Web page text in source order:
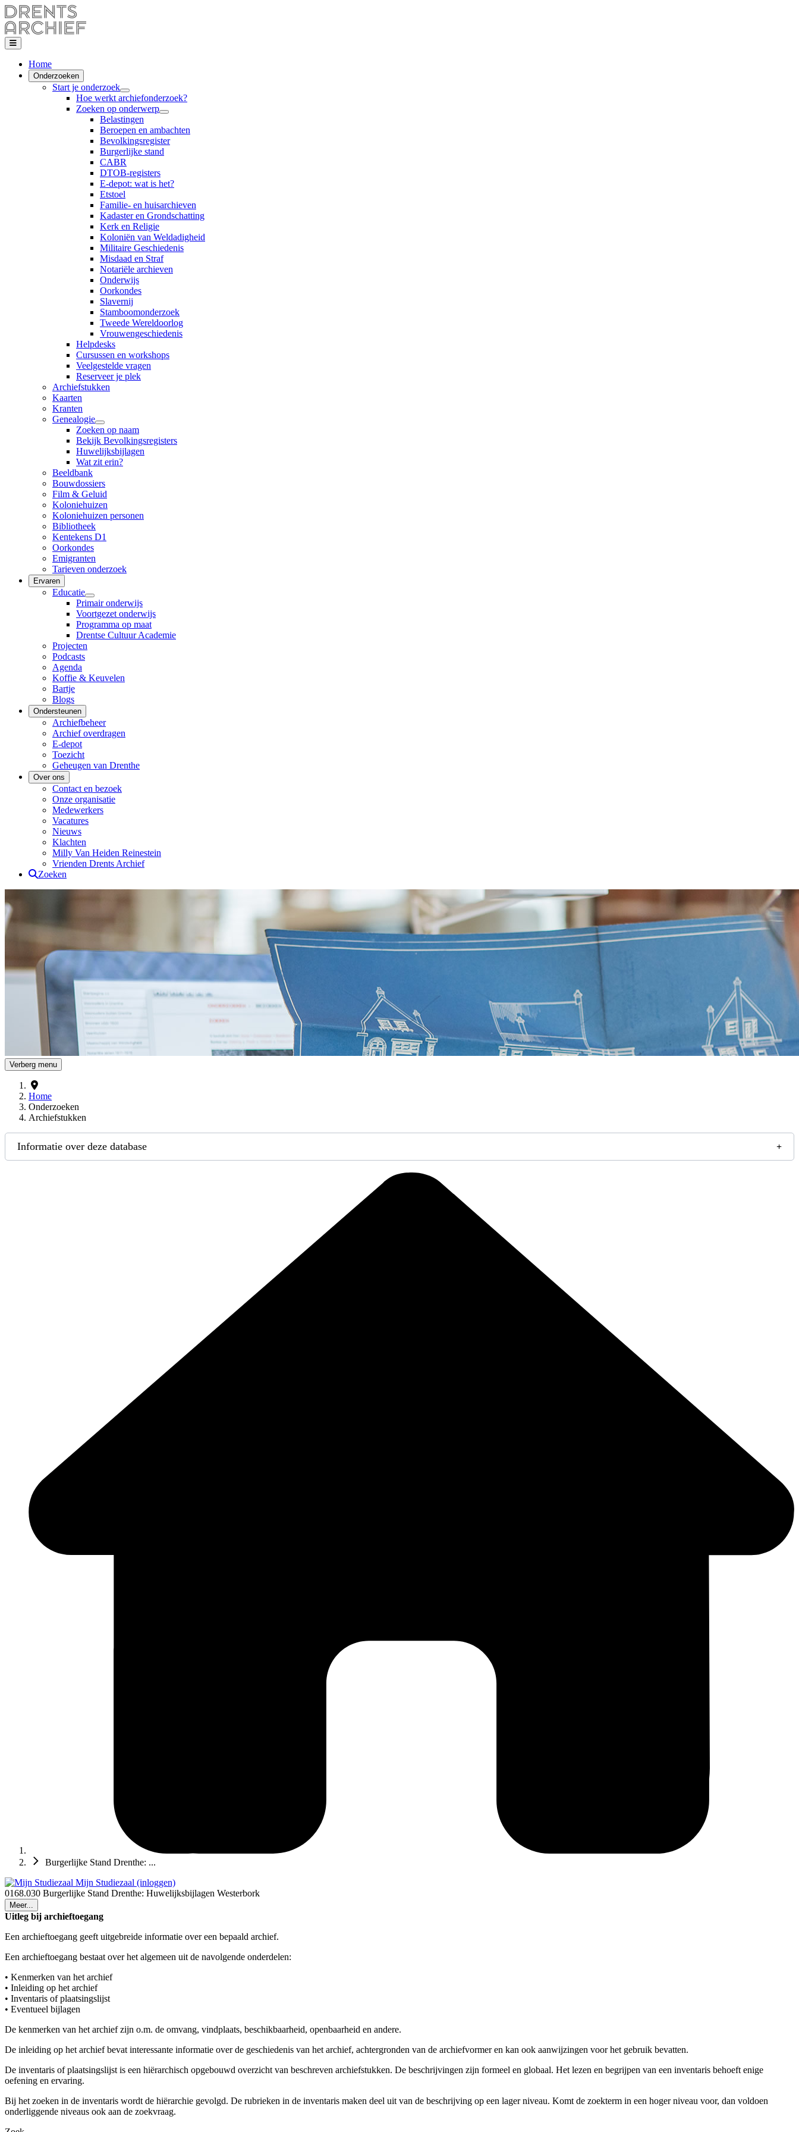
Home
Onderzoeken
Start je onderzoek
Hoe werkt archiefonderzoek?
Zoeken op onderwerp
Belastingen
Beroepen en ambachten
Bevolkingsregister
Burgerlijke stand
CABR
DTOB-registers
E-depot: wat is het?
Etstoel
Familie- en huisarchieven
Kadaster en Grondschatting
Kerk en Religie
Koloniën van Weldadigheid
Militaire Geschiedenis
Misdaad en Straf
Notariële archieven
Onderwijs
Oorkondes
Slavernij
Stamboomonderzoek
Tweede Wereldoorlog
Vrouwengeschiedenis
Helpdesks
Cursussen en workshops
Veelgestelde vragen
Reserveer je plek
Archiefstukken
Kaarten
Kranten
Genealogie
Zoeken op naam
Bekijk Bevolkingsregisters
Huwelijksbijlagen
Wat zit erin?
Beeldbank
Bouwdossiers
Film & Geluid
Koloniehuizen
Koloniehuizen personen
Bibliotheek
Kentekens D1
Oorkondes
Emigranten
Tarieven onderzoek
Ervaren
Educatie
Primair onderwijs
Voortgezet onderwijs
Programma op maat
Drentse Cultuur Academie
Projecten
Podcasts
Agenda
Koffie & Keuvelen
Bartje
Blogs
Ondersteunen
Archiefbeheer
Archief overdragen
E-depot
Toezicht
Geheugen van Drenthe
Over ons
Contact en bezoek
Onze organisatie
Medewerkers
Vacatures
Nieuws
Klachten
Milly Van Heiden Reinestein
Vrienden Drents Archief
Zoeken
Drents Archief
Verberg menu
Home
Onderzoeken
Archiefstukken
Informatie over deze database
Burgerlijke Stand Drenthe: ...
Mijn Studiezaal (inloggen)
0168.030 Burgerlijke Stand Drenthe: Huwelijksbijlagen Westerbork
Meer...
Uitleg bij archieftoegang
Een archieftoegang geeft uitgebreide informatie over een bepaald archief.
Een archieftoegang bestaat over het algemeen uit de navolgende onderdelen:
• Kenmerken van het archief
• Inleiding op het archief
• Inventaris of plaatsingslijst
• Eventueel bijlagen
De kenmerken van het archief zijn o.m. de omvang, vindplaats, beschikbaarheid, openbaarheid en andere.
De inleiding op het archief bevat interessante informatie over de geschiedenis van het archief, achtergronden van de archiefvormer en kan ook aanwijzingen voor het gebruik bevatten.
De inventaris of plaatsingslijst is een hiërarchisch opgebouwd overzicht van beschreven archiefstukken. De beschrijvingen zijn formeel en globaal. Het lezen en begrijpen van een inventaris behoeft enige
oefening en ervaring.
Bij het zoeken in de inventaris wordt de hiërarchie gevolgd. De rubrieken in de inventaris maken deel uit van de beschrijving op een lager niveau. Komt de zoekterm in een hoger niveau voor, dan voldoen
onderliggende niveaus ook aan de zoekvraag.